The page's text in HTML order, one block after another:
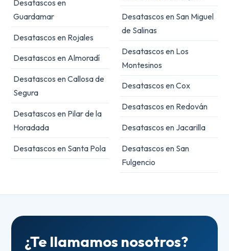
Desatascos en
Guardamar
Desatascos en Rojales
Desatascos en Almoradí
Desatascos en Callosa de
Segura
Desatascos en Pilar de la
Horadada
Desatascos en Santa Pola
Desatascos en San Miguel
de Salinas
Desatascos en Los
Montesinos
Desatascos en Cox
Desatascos en Redován
Desatascos en Jacarilla
Desatascos en San
Fulgencio
¿Te llamamos nosotros?